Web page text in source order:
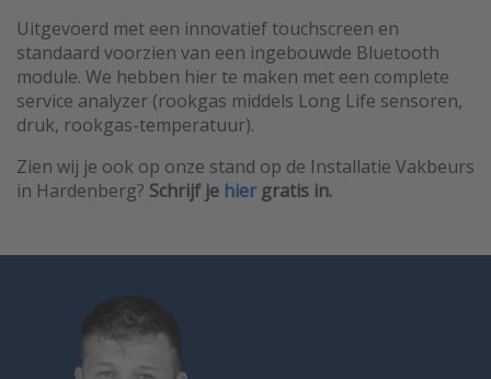
Uitgevoerd met een innovatief touchscreen en
standaard voorzien van een ingebouwde Bluetooth
module. We hebben hier te maken met een complete
service analyzer (rookgas middels Long Life sensoren,
druk, rookgas-temperatuur).
Zien wij je ook op onze stand op de Installatie Vakbeurs
in Hardenberg? Schrijf je hier gratis in.